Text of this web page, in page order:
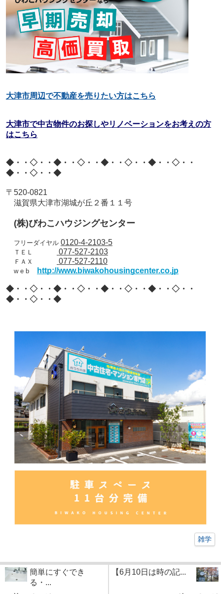
大津市周辺で不動産を売りたい方はこちら
大津市で中古物件のお探しやリノベーションをお考えの方
はこちら
◆・・◇・・◆・・◇・・◆・・◇・・◆・・◇・・
◆・・◇・・◆
〒 520-0821
滋賀県大津市湖城が丘２番１１号
(株)びわこハウジングセンター
フリーダイヤル 0120-4-2103-5
ＴＥＬ 077-527-2103
ＦＡＸ 077-527-2110
w e b http://www.biwakohousingcenter.co.jp
◆・・◇・・◆・・◇・・◆・・◇・・◆・・◇・・
◆・・◇・・◆
雑学
簡単にすぐでき
る・...
【6月10日は時の記...